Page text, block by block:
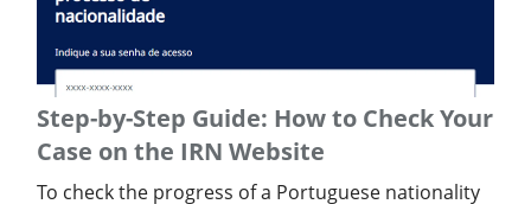
Step-by-Step Guide: How to Check Your
Case on the IRN Website
To check the progress of a Portuguese nationality